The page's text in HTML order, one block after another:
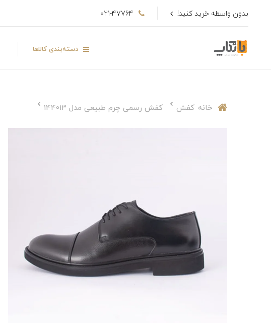
بدون واسطه خرید کنید! 021-47764
دسته‌بندی کالاها
خانه کفش کفش رسمی چرم طبیعی مدل 144013